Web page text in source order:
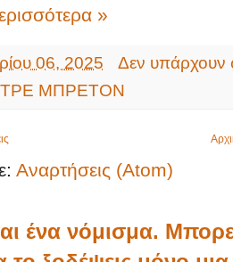
»
06, 2025
Δεν υπάρχουν
ΜΠΡΕΤΟΝ
Αναρτήσεις (Atom)
ένα νόμισμα.